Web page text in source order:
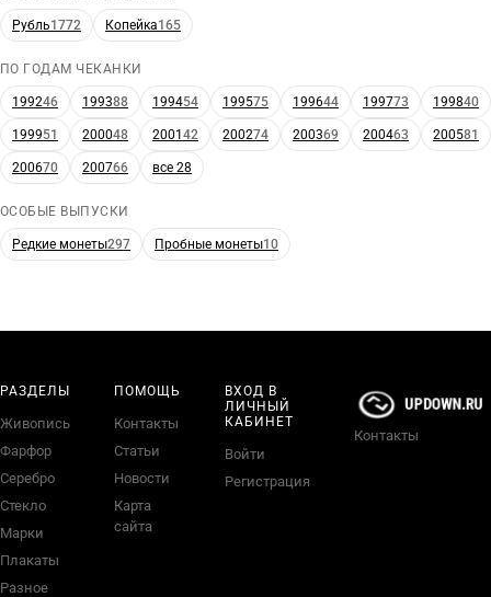
Рубль1772 Копейка165
ПО ГОДАМ ЧЕКАНКИ
199246 199388 199454 199575 199644 199773 199840
199951 200048 2001 42 200274 200369 200463 200581
200670 200766 все 28
ОСОБЫЕ ВЫПУСКИ
Редкие монеты297 Пробные монеты10
РАЗДЕЛЫ
Живопись
Фарфор
Серебро
Стекло
Марки
Плакаты
Разное
ПОМОЩЬ
Контакты
Статьи
Новости
Карта
сайта
ВХОД В
ЛИЧНЫЙ
КАБИНЕТ
Войти
Регистрация
Контакты